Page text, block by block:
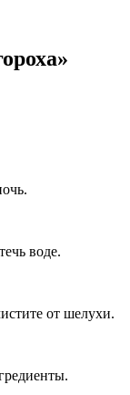
воде.
от шелухи.